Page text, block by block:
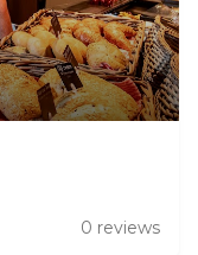
0 reviews